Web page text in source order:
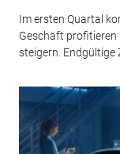
Im ersten Quartal
Geschäft profitieren
steigern. Endgültige